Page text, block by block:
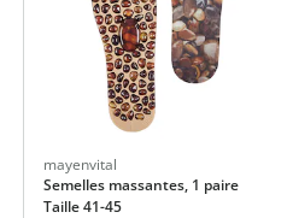
mayenvital
Semelles massantes, 1 paire
Taille 41-45